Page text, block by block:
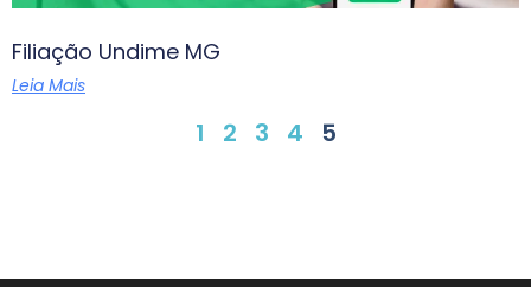
Filiação Undime MG
Leia Mais
1 2 3 4 5